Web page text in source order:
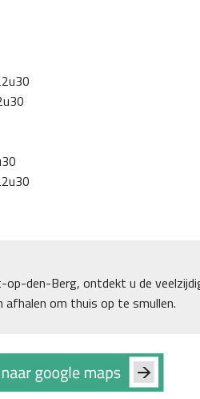
den-Berg, ontdekt u de
afhalen om thuis op te smullen.